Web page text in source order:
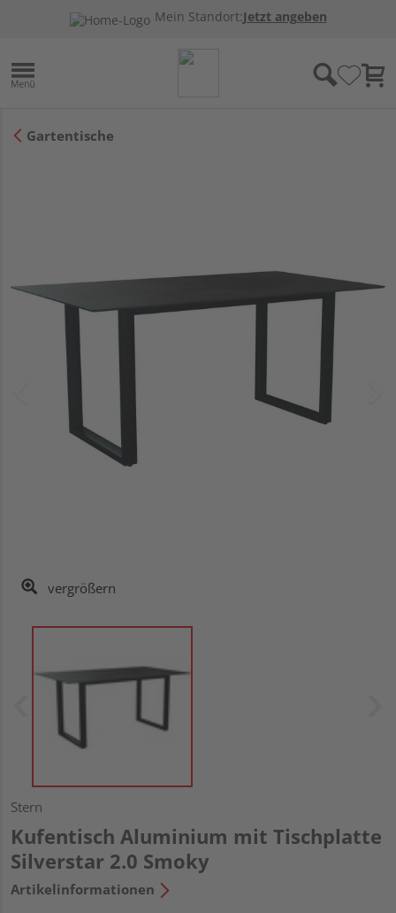
Mein Standort:Jetzt angeben
Gartentische
vergrößern
Stern
Kufentisch Aluminium mit Tischplatte
Silverstar 2.0 Smoky
Artikelinformationen